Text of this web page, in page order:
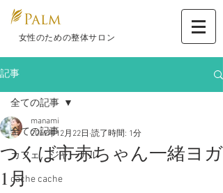
​ 女性のための整体サロン
記事
全ての記事
カフェ ジャーナル
cache cache
全ての記事
つくば市赤ちゃん一緒ヨガ
1月
manami
2019年12月22日 読了時間: 1分